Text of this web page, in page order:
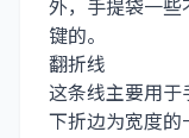
外，手提袋一
键的。
翻折线
这条线主要用
下折边为宽度的